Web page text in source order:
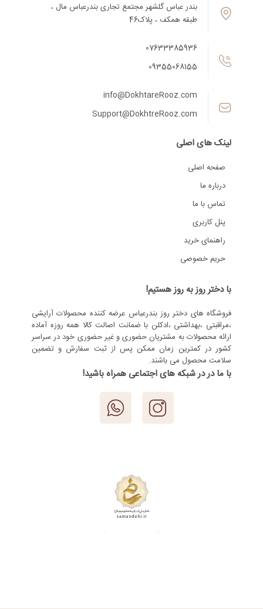
بندر عباس گلشهر مجتمع تجاری بندرعباس مال ،
طبقه همکف ، پلاک46
07633385936
09355068155
info@DokhtareRooz.com
Support@DokhtreRooz.com
لینک های اصلی
صفحه اصلی
درباره ما
تماس با ما
پنل کاربری
راهنمای خرید
حریم خصوصی
با دختر روز به روز هستیم!
فروشگاه های دختر روز بندرعباس عرضه کننده محصولات آرایشی
،مراقبتی ،بهداشتی ،ادکلن با ضمانت اصالت کالا همه روزه آماده
ارائه محصولات به مشتریان حضوری و غیر حضوری خود در سراسر
کشور در کمترین زمان ممکن پس از ثبت سفارش و تضمین
سلامت محصول می باشند.
با ما در در شبکه های اجتماعی همراه باشید!